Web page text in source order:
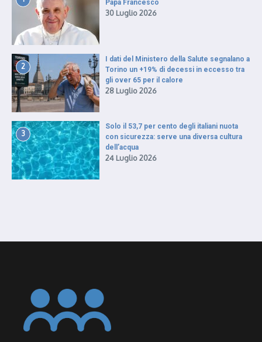
Papa Francesco
30 Luglio 2026
2
I dati del Ministero della Salute segnalano a
Torino un +19% di decessi in eccesso tra
gli over 65 per il calore
28 Luglio 2026
3
Solo il 53,7 per cento degli italiani nuota
con sicurezza: serve una diversa cultura
dell’acqua
24 Luglio 2026